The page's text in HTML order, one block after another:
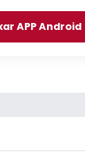
APP Android